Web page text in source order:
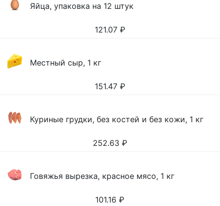
Яйца, упаковка на 12 штук
121.07 ₽
Местный сыр, 1 кг
151.47 ₽
Куриные грудки, без костей и без кожи, 1 кг
252.63 ₽
Говяжья вырезка, красное мясо, 1 кг
101.16 ₽